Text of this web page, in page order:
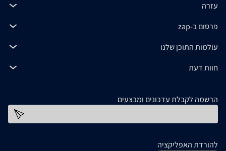
עזרה
פרסום ב-zap
עולמות התוכן שלנו
חוות דעת
הרשמה לקבלת עדכונים ומבצעים
להורדת האפליקציה